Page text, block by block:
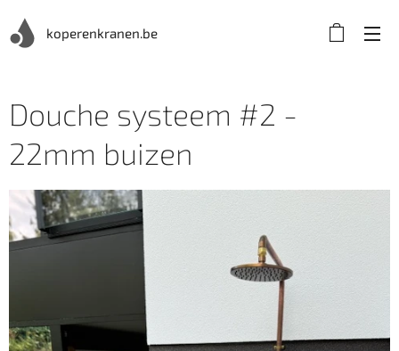
koperenkranen.be
Douche systeem #2 -
22mm buizen